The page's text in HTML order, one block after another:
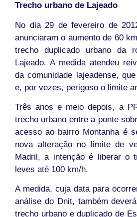
Trecho urbano de Lajeado
No dia 29 de fevereiro de
anunciaram o aumento de 60
trecho duplicado urbano da
Lajeado. A medida atendeu
da comunidade lajeadense,
e, por vezes, perigoso o limite
Três anos e meio depois, a
trecho urbano entre a ponte
acesso ao bairro Montanha é
nova alteração no limite de
Madril, a intenção é liberar o
leves até 100 km/h.
A medida, cuja data para
análise do Dnit, também
trecho urbano e duplicado de